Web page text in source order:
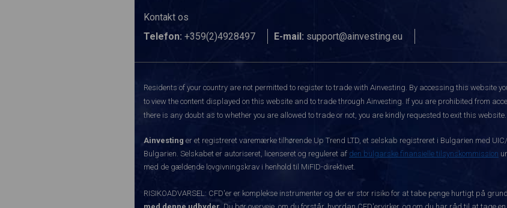
Kontakt os
Telefon: +359(2)4928497 E-mail: support@ainvesting.eu
Residents of your country are not permitted to register to trade with Ainvesting. By accessing this website
to view the content displayed on this website and to trade through Ainvesting. If you are prohibited from
there is any doubt as to whether you are allowed to trade or not, you are kindly requested to exit this website.
Ainvesting er et registreret varemærke tilhørende Up Trend LTD, et selskab registreret i Bulgarien med
Bulgarien. Selskabet er autoriseret, licenseret og reguleret af den bulgarske finansielle tilsynskommission
med de gældende lovgivningskrav i henhold til MiFID-direktivet.
RISIKOADVARSEL: CFD'er er komplekse instrumenter og der er stor risiko for at tabe penge hurtigt på